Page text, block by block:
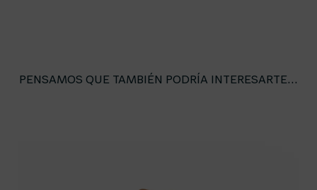
PENSAMOS QUE TAMBIÉN PODRÍA INTERESARTE...